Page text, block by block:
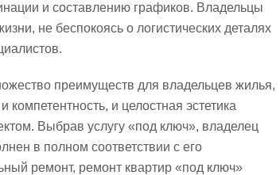
и составлению графиков. Владельцы
не беспокоясь о логистических деталях
преимуществ для владельцев жилья,
и целостная эстетика
Выбрав услугу «под ключ», владелец
в полном соответствии с его
ремонт, ремонт квартир «под ключ»